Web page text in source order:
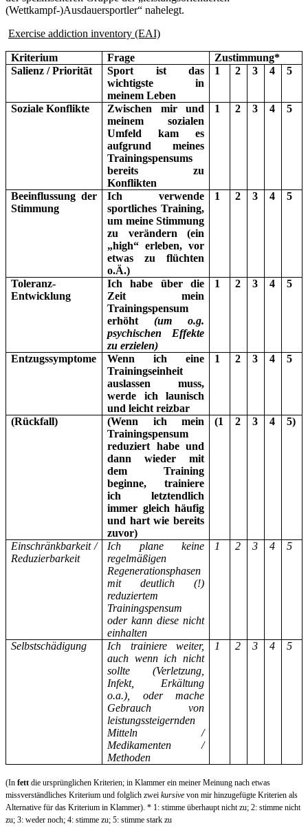
(Wettkampf-)Ausdauersportler“ nahelegt.
Exercise addiction inventory (EAI)
Kriterium Frage
Zustimmung*
Salienz / Priorität
Sport ist das
wichtigste in
meinem Leben
1 2 3 4 5
Soziale Konflikte
Zwischen mir und
meinem sozialen
Umfeld kam es
aufgrund meines
Trainingspensums
bereits zu
Konflikten
1 2 3 4 5
Beeinflussung der
Stimmung
Ich verwende
sportliches Training,
um meine Stimmung
zu verändern (ein
„high“ erleben, vor
etwas zu flüchten
o.Ä.)
1 2 3 4 5
Toleranz-
Entwicklung
Ich habe über die
Zeit mein
Trainingspensum
erhöht (um o.g.
psychischen Effekte
zu erzielen)
1 2 3 4 5
Entzugssymptome
Wenn ich eine
Trainingseinheit
auslassen muss,
werde ich launisch
und leicht reizbar
1 2 3 4 5
(Rückfall)
(Wenn ich mein
Trainingspensum
reduziert habe und
dann wieder mit
dem Training
beginne, trainiere
ich letztendlich
immer gleich häufig
und hart wie bereits
zuvor)
(1 2 3 4 5)
Einschränkbarkeit /
Reduzierbarkeit
Ich plane keine
regelmäßigen
Regenerationsphasen
mit deutlich (!)
reduziertem
Trainingspensum
oder kann diese nicht
einhalten
1 2 3 4 5
Selbstschädigung
Ich trainiere weiter,
auch wenn ich nicht
sollte (Verletzung,
Infekt, Erkältung
o.a.), oder mache
Gebrauch von
leistungssteigernden
Mitteln /
Medikamenten /
Methoden
1 2 3 4 5
(In fett die ursprünglichen Kriterien; in Klammer ein meiner Meinung nach etwas
missverständliches Kriterium und folglich zwei kursive von mir hinzugefügte Kriterien als
Alternative für das Kriterium in Klammer). * 1: stimme überhaupt nicht zu; 2: stimme nicht
zu; 3: weder noch; 4: stimme zu; 5: stimme stark zu